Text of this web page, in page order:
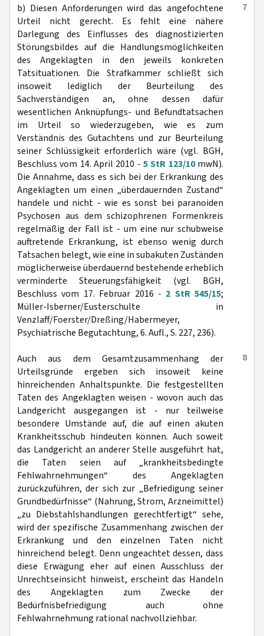
7
b) Diesen Anforderungen wird das angefochtene
Urteil nicht gerecht. Es fehlt eine nähere
Darlegung des Einflusses des diagnostizierten
Störungsbildes auf die Handlungsmöglichkeiten
des Angeklagten in den jeweils konkreten
Tatsituationen. Die Strafkammer schließt sich
insoweit lediglich der Beurteilung des
Sachverständigen an, ohne dessen dafür
wesentlichen Anknüpfungs- und Befundtatsachen
im Urteil so wiederzugeben, wie es zum
Verständnis des Gutachtens und zur Beurteilung
seiner Schlüssigkeit erforderlich wäre (vgl. BGH,
Beschluss vom 14. April 2010 - 5 StR 123/10mwN).
Die Annahme, dass es sich bei der Erkrankung des
Angeklagten um einen „überdauernden Zustand“
handele und nicht - wie es sonst bei paranoiden
Psychosen aus dem schizophrenen Formenkreis
regelmäßig der Fall ist - um eine nur schubweise
auftretende Erkrankung, ist ebenso wenig durch
Tatsachen belegt, wie eine in subakuten Zuständen
möglicherweise überdauernd bestehende erheblich
verminderte Steuerungsfähigkeit (vgl. BGH,
Beschluss vom 17. Februar 2016 - 2 StR 545/15;
Müller-Isberner/Eusterschulte in
Venzlaff/Foerster/Dreßing/Habermeyer,
Psychiatrische Begutachtung, 6. Aufl., S. 227, 236).
8
Auch aus dem Gesamtzusammenhang der
Urteilsgründe ergeben sich insoweit keine
hinreichenden Anhaltspunkte. Die festgestellten
Taten des Angeklagten weisen - wovon auch das
Landgericht ausgegangen ist - nur teilweise
besondere Umstände auf, die auf einen akuten
Krankheitsschub hindeuten können. Auch soweit
das Landgericht an anderer Stelle ausgeführt hat,
die Taten seien auf „krankheitsbedingte
Fehlwahrnehmungen“ des Angeklagten
zurückzuführen, der sich zur „Befriedigung seiner
Grundbedürfnisse“ (Nahrung, Strom, Arzneimittel)
„zu Diebstahlshandlungen gerechtfertigt“ sehe,
wird der spezifische Zusammenhang zwischen der
Erkrankung und den einzelnen Taten nicht
hinreichend belegt. Denn ungeachtet dessen, dass
diese Erwägung eher auf einen Ausschluss der
Unrechtseinsicht hinweist, erscheint das Handeln
des Angeklagten zum Zwecke der
Bedürfnisbefriedigung auch ohne
Fehlwahrnehmung rational nachvollziehbar.